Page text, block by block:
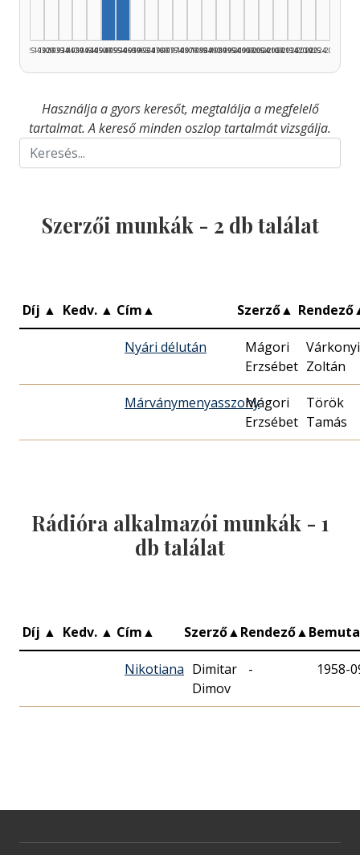
1925–1929
1930–1934
1935–1939
1940–1944
1945–1949
1950–1954
1955–1959
1960–1964
1965–1969
1970–1974
1975–1979
1980–1984
1985–1989
1990–1994
1995–1999
2000–2004
2005–2009
2010–2014
2015–2019
2020–2024
2025–2026
Használja a gyors keresőt, megtalálja a megfelelő
tartalmat. A kereső minden oszlop tartalmát vizsgálja.
Szerzői munkák - 2 db találat
Díj ▲ Kedv. ▲ Cím▲ Szerző▲ Rendező
Nyári délután
Mágori
Erzsébet
Várkonyi
Zoltán
MárványmenyasszonyMágori
Erzsébet
Török
Tamás
Rádióra alkalmazói munkák - 1
db találat
Díj ▲ Kedv. ▲ Cím▲ Szerző▲Rendező▲
Nikotiana Dimitar
Dimov
- 1958-